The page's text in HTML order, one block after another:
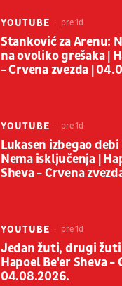
YOUTUBE pre 1d
Stanković za Arenu:
na ovoliko grešaka |
- Crvena zvezda |
YOUTUBE pre 1d
Lukasen izbegao
Nema isključenja |
Sheva - Crvena
YOUTUBE pre 1d
Jedan žuti, drugi
Hapoel Be'er Sheva -
04.08.2026.